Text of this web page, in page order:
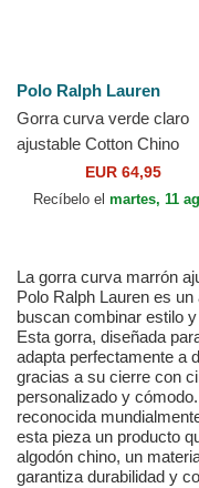
Polo Ralph Lauren
Gorra curva verde claro
ajustable Cotton Chino
Classic Sport de Polo
Lauren
EUR 64,95
Recíbelo el martes, 11
La gorra curva marrón
Polo Ralph Lauren es
buscan combinar estilo
Esta gorra, diseñada
adapta perfectamente a
gracias a su cierre con
personalizado y
reconocida
esta pieza un producto
algodón chino, un
garantiza durabilidad y